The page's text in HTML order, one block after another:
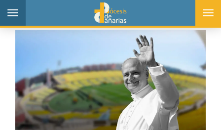
Toggle
navigation